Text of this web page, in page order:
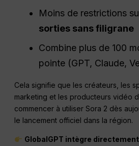
Moins de restrictions
sorties sans filigrane
Combine plus de 100
pointe (GPT, Claude,
Cela signifie que les créateurs, les
marketing et les producteurs vidéo
commencer à utiliser Sora 2 dès
le lancement officiel dans la région.
GlobalGPT intègre